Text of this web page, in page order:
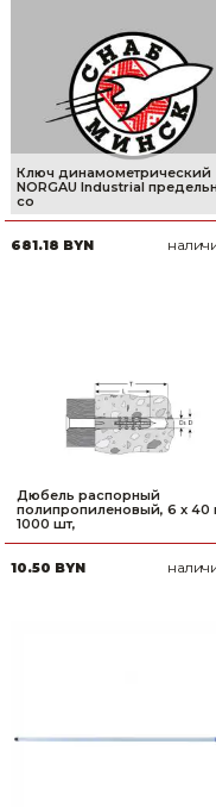
Ключ динамометрический
NORGAU Industrial
со
681.18 BYN
Дюбель распорный
полипропиленовый, 6 x 40
1000 шт,
10.50 BYN